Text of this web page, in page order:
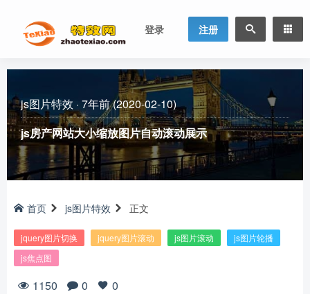
登录 注册
js图片特效 · 7年前 (2020-02-10)
js房产网站大小缩放图片自动滚动展示
首页 js图片特效 正文
jquery图片切换 jquery图片滚动 js图片滚动
js图片轮播
js焦点图
1150 0 0